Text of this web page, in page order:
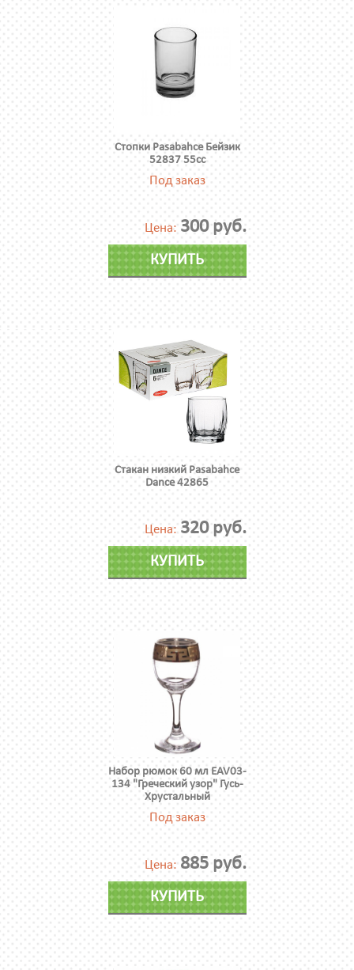
Стопки Pasabahce Бейзик
52837 55сс
Под заказ
Цена: 300 руб.
КУПИТЬ
Стакан низкий Pasabahce
Dance 42865
Цена: 320 руб.
КУПИТЬ
Набор рюмок 60 мл EAV03-
134 "Греческий узор" Гусь-
Хрустальный
Под заказ
Цена: 885 руб.
КУПИТЬ